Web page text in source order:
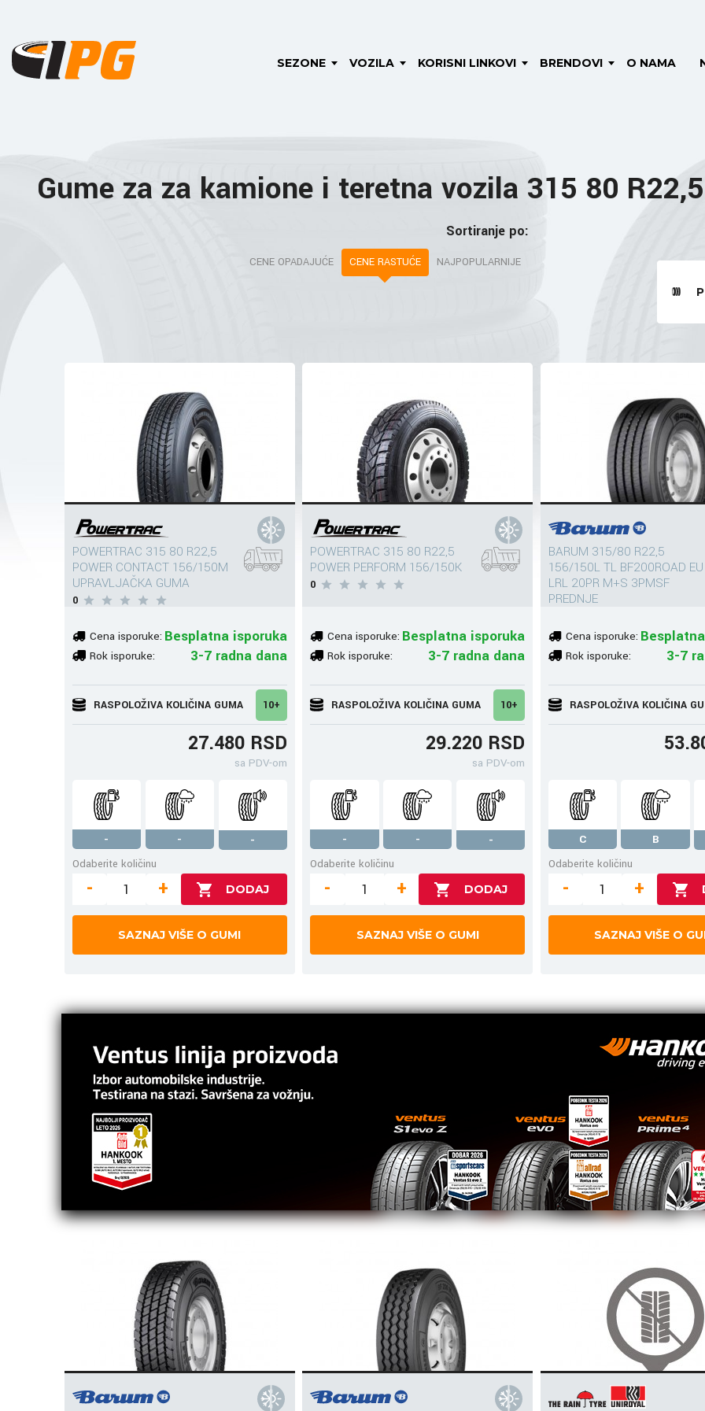
SEZONE VOZILA KORISNI LINKOVI BRENDOVI O NAMA
Gume za za kamione i teretna vozila 315 80 R22,5
Sortiranje po:
CENE OPADAJUĆE CENE RASTUĆE NAJPOPULARNIJE
POWERTRAC 315 80 R22,5
POWER CONTACT 156/150M
UPRAVLJAČKA GUMA
0
Cena isporuke: Besplatna isporuka
Rok isporuke: 3-7 radna dana
RASPOLOŽIVA KOLIČINA GUMA 10+
27.480 RSD
sa PDV-om
- -
-
Odaberite količinu
- +
SAZNAJ VIŠE O GUMI
POWERTRAC 315 80 R22,5
POWER PERFORM 156/150K
0
Cena isporuke: Besplatna isporuka
Rok isporuke: 3-7 radna dana
RASPOLOŽIVA KOLIČINA GUMA 10+
29.220 RSD
sa PDV-om
- -
-
Odaberite količinu
- +
SAZNAJ VIŠE O GUMI
BARUM 315/80 R22,5
156/150L TL BF200ROAD EU
LRL 20PR M+S 3PMSF
PREDNJE
Cena isporuke:
Rok isporuke: 3-7
RASPOLOŽIVA KOLIČINA
C
B
Odaberite količinu
- +
SAZNAJ VIŠE O